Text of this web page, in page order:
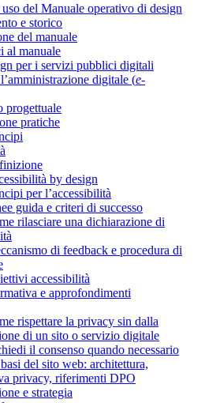
del Manuale operativo di design
e storico
del manuale
al manuale
per i servizi pubblici digitali
digitale (e-
progettuale
pratiche
by design
per l’accessibilità
guida e criteri di successo
rilasciare una dichiarazione di
di feedback e procedura di
accessibilità
e approfondimenti
rispettare la privacy sin dalla
di un sito o servizio digitale
il consenso quando necessario
del sito web: architettura,
privacy, riferimenti DPO
e strategia